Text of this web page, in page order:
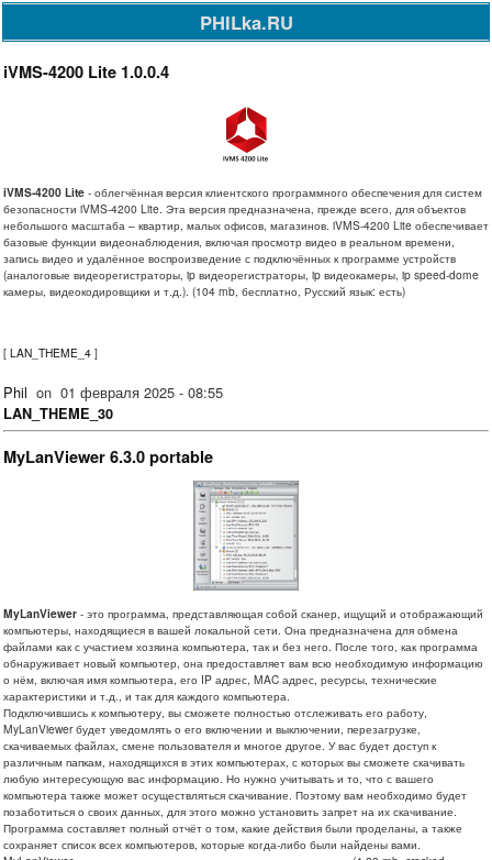
PHILka.RU
iVMS-4200 Lite 1.0.0.4
iVMS-4200 Lite - облегчённая версия клиентского программного обеспечения для систем
безопасности iVMS-4200 Lite. Эта версия предназначена, прежде всего, для объектов
небольшого масштаба – квартир, малых офисов, магазинов. iVMS-4200 Lite обеспечивает
базовые функции видеонаблюдения, включая просмотр видео в реальном времени,
запись видео и удалённое воспроизведение с подключённых к программе устройств
(аналоговые видеорегистраторы, ip видеорегистраторы, ip видеокамеры, ip speed-dome
камеры, видеокодировщики и т.д.). (104 mb, бесплатно, Русский язык: есть)
[ LAN_THEME_4 ]
Phil on 01 февраля 2025 - 08:55
LAN_THEME_30
MyLanViewer 6.3.0 portable
MyLanViewer - это программа, представляющая собой сканер, ищущий и отображающий
компьютеры, находящиеся в вашей локальной сети. Она предназначена для обмена
файлами как с участием хозяина компьютера, так и без него. После того, как программа
обнаруживает новый компьютер, она предоставляет вам всю необходимую информацию
о нём, включая имя компьютера, его IP адрес, MAC адрес, ресурсы, технические
характеристики и т.д., и так для каждого компьютера.
Подключившись к компьютеру, вы сможете полностью отслеживать его работу,
MyLanViewer будет уведомлять о его включении и выключении, перезагрузке,
скачиваемых файлах, смене пользователя и многое другое. У вас будет доступ к
различным папкам, находящихся в этих компьютерах, с которых вы сможете скачивать
любую интересующую вас информацию. Но нужно учитывать и то, что с вашего
компьютера также может осуществляться скачивание. Поэтому вам необходимо будет
позаботиться о своих данных, для этого можно установить запрет на их скачивание.
Программа составляет полный отчёт о том, какие действия были проделаны, а также
сохраняет список всех компьютеров, которые когда-либо были найдены вами.